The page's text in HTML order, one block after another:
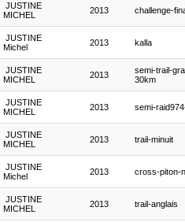
JUSTINE
MICHEL
2013 challenge-
JUSTINE
Michel
2013 kalla
JUSTINE
MICHEL
2013
semi-trail-
30km
JUSTINE
MICHEL
2013 semi-
JUSTINE
MICHEL
2013 trail-minuit
JUSTINE
Michel
2013 cross-piton-
JUSTINE
MICHEL
2013 trail-anglais